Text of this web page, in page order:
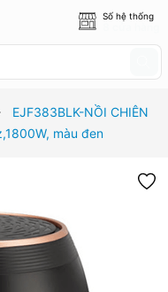
Số hệ thống
EJF383BLK-NỒI CHIÊN
màu đen